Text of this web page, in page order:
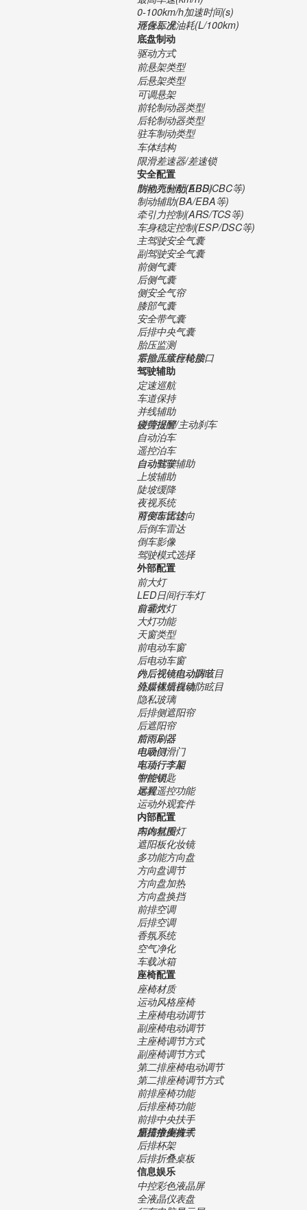
0-100km/h加速时间(s)
混合工况油耗(L/100km)
环保标准
底盘制动
驱动方式
前悬架类型
后悬架类型
可调悬架
前轮制动器类型
后轮制动器类型
驻车制动类型
车体结构
限滑差速器/差速锁
安全配置
防抱死制动(ABS)
制动力分配(EBD/CBC等)
制动辅助(BA/EBA等)
牵引力控制(ARS/TCS等)
车身稳定控制(ESP/DSC等)
主驾驶安全气囊
副驾驶安全气囊
前侧气囊
后侧气囊
侧安全气帘
膝部气囊
安全带气囊
后排中央气囊
胎压监测
零胎压续行轮胎
后排儿童座椅接口
驾驶辅助
定速巡航
车道保持
并线辅助
碰撞报警/主动刹车
疲劳提醒
自动泊车
遥控泊车
自动驾驶辅助
自动驻车
上坡辅助
陡坡缓降
夜视系统
可变齿比转向
前倒车雷达
后倒车雷达
倒车影像
驾驶模式选择
外部配置
前大灯
LED日间行车灯
自动大灯
前雾灯
大灯功能
天窗类型
前电动车窗
后电动车窗
外后视镜电动调节
内后视镜自动防眩目
流媒体后视镜
外后视镜自动防眩目
隐私玻璃
后排侧遮阳帘
后遮阳帘
前雨刷器
后雨刷器
电吸门
电动侧滑门
电动行李厢
车顶行李架
中控锁
智能钥匙
远程遥控功能
尾翼
运动外观套件
内部配置
内饰材质
车内氛围灯
遮阳板化妆镜
多功能方向盘
方向盘调节
方向盘加热
方向盘换挡
前排空调
后排空调
香氛系统
空气净化
车载冰箱
座椅配置
座椅材质
运动风格座椅
主座椅电动调节
副座椅电动调节
主座椅调节方式
副座椅调节方式
第二排座椅电动调节
第二排座椅调节方式
前排座椅功能
后排座椅功能
前排中央扶手
后排中央扶手
第三排座椅
座椅放倒方式
后排杯架
后排折叠桌板
信息娱乐
中控彩色液晶屏
全液晶仪表盘